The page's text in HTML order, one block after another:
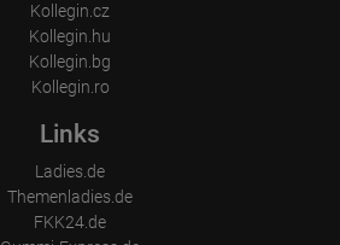
Kollegin.cz
Kollegin.hu
Kollegin.bg
Kollegin.ro
Links
Ladies.de
Themenladies.de
FKK24.de